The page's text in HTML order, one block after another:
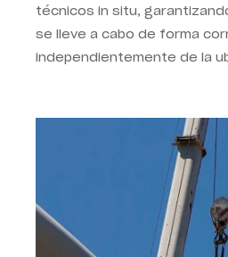
técnicos in situ,
se lleve a cabo de forma
independientemente de la